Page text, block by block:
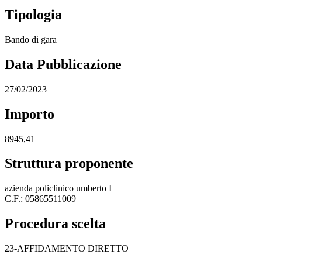
Tipologia
Bando di gara
Data Pubblicazione
27/02/2023
Importo
8945,41
Struttura proponente
azienda policlinico umberto I
C.F.: 05865511009
Procedura scelta
23-AFFIDAMENTO DIRETTO